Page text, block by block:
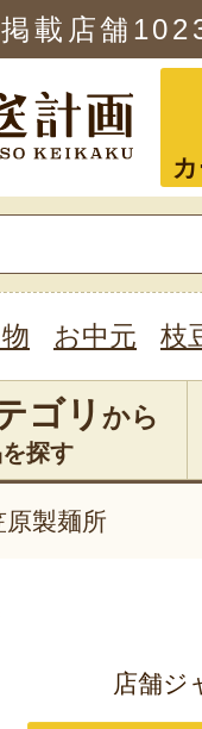
載店舗
お中元 枝
ゴリ から
探す
原製麺所
店舗ジ